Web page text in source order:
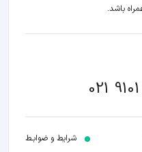
باشد.
021
شرایط و ضوابـط